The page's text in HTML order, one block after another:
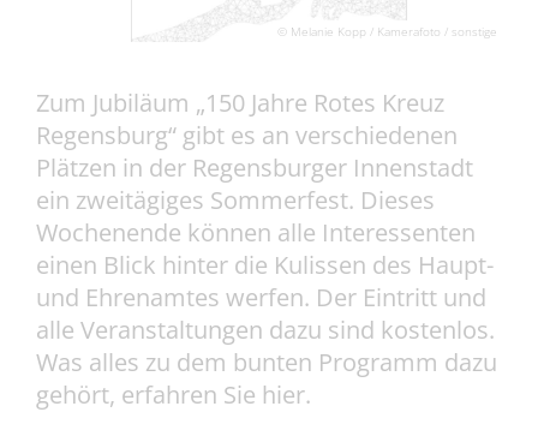
© Melanie Kopp / Kamerafoto / sonstige
Zum Jubiläum „150 Jahre Rotes Kreuz
Regensburg“ gibt es an verschiedenen
Plätzen in der Regensburger Innenstadt
ein zweitägiges Sommerfest. Dieses
Wochenende können alle Interessenten
einen Blick hinter die Kulissen des Haupt-
und Ehrenamtes werfen. Der Eintritt und
alle Veranstaltungen dazu sind kostenlos.
Was alles zu dem bunten Programm dazu
gehört, erfahren Sie hier.